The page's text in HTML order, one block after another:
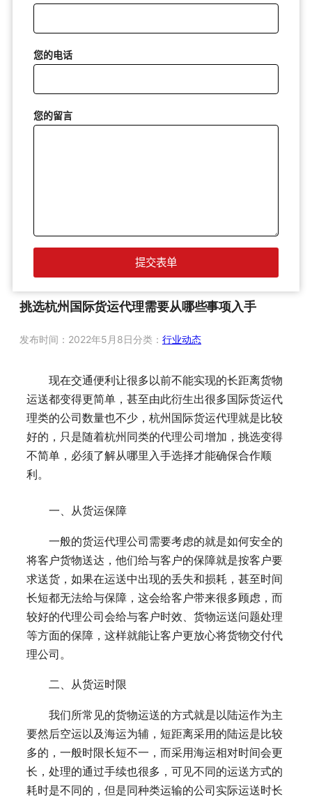
您的电话
您的留言
挑选杭州国际货运代理需要从哪些事项入手
发布时间： 2022年5月8日分类： 行业动态
现在交通便利让很多以前不能实现的长距离货物
运送都变得更简单，甚至由此衍生出很多国际货运代
理类的公司数量也不少，杭州国际货运代理就是比较
好的，只是随着杭州同类的代理公司增加，挑选变得
不简单，必须了解从哪里入手选择才能确保合作顺
利。
一、从货运保障
一般的货运代理公司需要考虑的就是如何安全的
将客户货物送达，他们给与客户的保障就是按客户要
求送货，如果在运送中出现的丢失和损耗，甚至时间
长短都无法给与保障，这会给客户带来很多顾虑，而
较好的代理公司会给与客户时效、货物运送问题处理
等方面的保障，这样就能让客户更放心将货物交付代
理公司。
二、从货运时限
我们所常见的货物运送的方式就是以陆运作为主
要然后空运以及海运为辅，短距离采用的陆运是比较
多的，一般时限长短不一，而采用海运相对时间会更
长，处理的通过手续也很多，可见不同的运送方式的
耗时是不同的，但是同种类运输的公司实际运送时长